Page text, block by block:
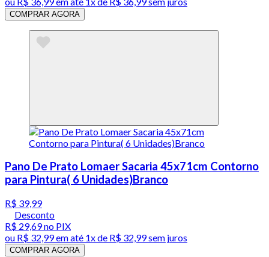
COMPRAR AGORA
Pano De Prato Lomaer Sacaria 45x71cm Contorno
para Pintura( 6 Unidades)Branco
R$ 39,99
Desconto
R$ 29,69no PIX
ou R$ 32,99em até 1x de R$ 32,99sem juros
COMPRAR AGORA